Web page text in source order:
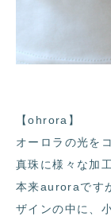
【ohrora】
オーロラの光を
真珠に様々な加
本来auroraです
ザインの中に、